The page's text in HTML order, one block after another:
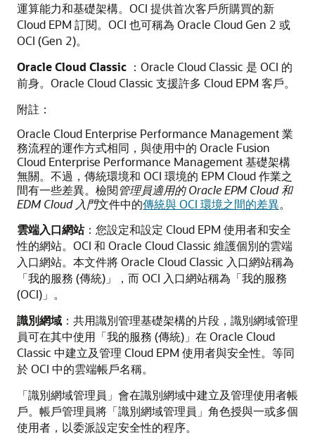
運算能力和基礎架構。OCI 提供首次客戶所購買的新
Cloud EPM 訂閱。OCI 也可稱為 Oracle Cloud Gen 2 或
OCI (Gen 2)。
Oracle Cloud Classic ：Oracle Cloud Classic 是 OCI 的
前身。Oracle Cloud Classic 支援許多 Cloud EPM 客戶。
附註：
Oracle Cloud Enterprise Performance Management 業
務流程的運作方式相同，與使用中的 Oracle Fusion
Cloud Enterprise Performance Management 基礎架構
無關。不過，傳統環境和 OCI 環境的 EPM Cloud 作業之
間有一些差異。檢閱管理員適用的 Oracle EPM Cloud 和
EDM Cloud 入門文件中的傳統與 OCI 環境之間的差異。
雲端入口網站：您設定和設定 Cloud EPM 使用者和安全
性的網站。OCI 和 Oracle Cloud Classic 維護個別的雲端
入口網站。本文件將 Oracle Cloud Classic 入口網站稱為
「我的服務 (傳統)」，而 OCI 入口網站稱為「我的服務
(OCI)」。
識別網域 ：共用識別管理基礎架構的片段，識別網域管理
員可在其中使用「我的服務 (傳統)」在 Oracle Cloud
Classic 中建立及管理 Cloud EPM 使用者與安全性。等同
於 OCI 中的雲端帳戶名稱。
「識別網域管理員」會在識別網域中建立及管理使用者帳
戶。帳戶管理員將「識別網域管理員」角色授與一或多個
使用者，以委派設定安全性的程序。